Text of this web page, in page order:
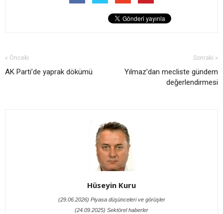
« Önceki
AK Parti’de yaprak dökümü
Sonraki »
Yılmaz’dan mecliste gündem
değerlendirmesi
Hüseyin Kuru
(29.06.2026) Piyasa düşünceleri ve görüşler
(24.09.2025) Sektörel haberler